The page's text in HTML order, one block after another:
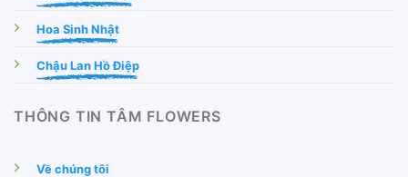
Hoa Sinh Nhật
Chậu Lan Hồ Điệp
THÔNG TIN TÂM FLOWERS
Về chúng tôi